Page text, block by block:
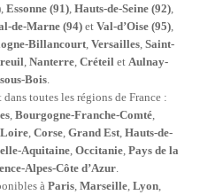
Essonne (91) Hauts-de-Seine (92)
de-Marne (94)et Val-d’Oise (95),
Billancourt Versailles Saint-
Nanterre, Créteil et Aulnay-
sous-Bois
toutes les régions de France :
Bourgogne-Franche-Comté
Loire, Corse, Grand Est, Hauts-de-
Aquitaine Occitanie Pays de la
Alpes-Côte d’Azur.
à Paris, Marseille, Lyon,